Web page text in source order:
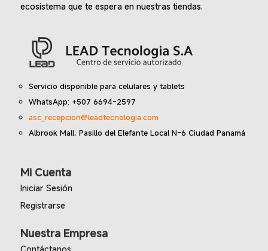
ecosistema que te espera en nuestras tiendas.
Servicio disponible para celulares y tablets
WhatsApp: +507 6694-2597
asc_recepcion@leadtecnologia.com
Albrook Mall, Pasillo del Elefante Local N-6 Ciudad Panamá
Mi Cuenta
Iniciar Sesión
Registrarse
Nuestra Empresa